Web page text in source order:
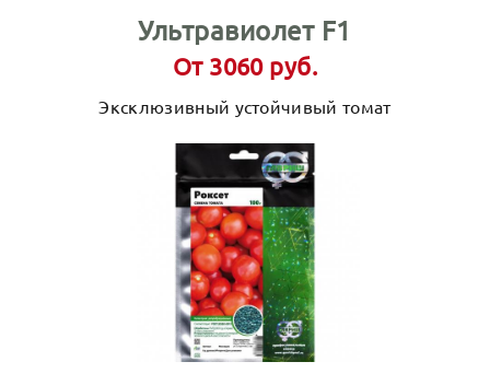
Ультравиолет F1
От 3060 руб.
Эксклюзивный устойчивый томат